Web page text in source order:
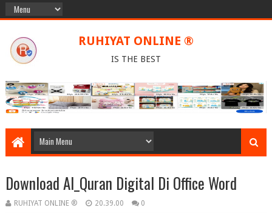
RUHIYAT ONLINE ®
IS THE BEST
Download Al_Quran Digital Di Office Word
RUHIYAT ONLINE ® 20.39.00 0